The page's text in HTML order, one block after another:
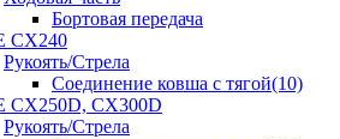
Бортовая передача
CX240
Рукоять/Стрела
Соединение ковша с тягой(10)
CX250D, CX300D
Рукоять/Стрела